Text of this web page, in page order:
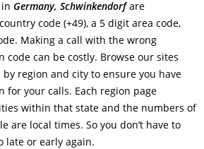
Germany, Schwinkendorfare
code (+49), a 5 digit area code,
Making a call with the wrong
code can be costly. Browse our sites
region and city to ensure you have
for your calls. Each region page
within that state and the numbers of
are local times. So you don’t have to
late or early again.